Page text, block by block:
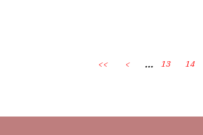
<< < ... 13 14